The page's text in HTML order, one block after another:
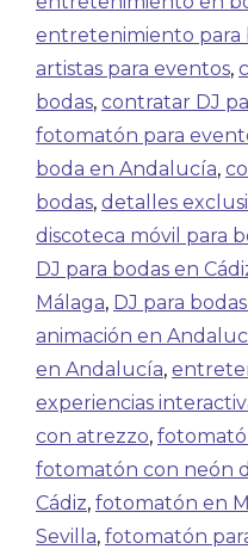
entretenimiento para
artistas para eventos,
bodas, contratar DJ
fotomatón para
boda en Andalucía,
bodas, detalles
discoteca móvil para
DJ para bodas en
Málaga, DJ para
animación en
en Andalucía,
experiencias
con atrezzo,
fotomatón con neón
Cádiz, fotomatón en
Sevilla, fotomatón